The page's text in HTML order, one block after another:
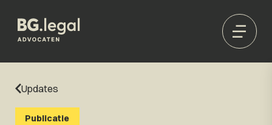
Updates
Publicatie